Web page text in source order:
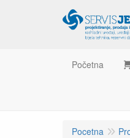
Početna
Pocetna